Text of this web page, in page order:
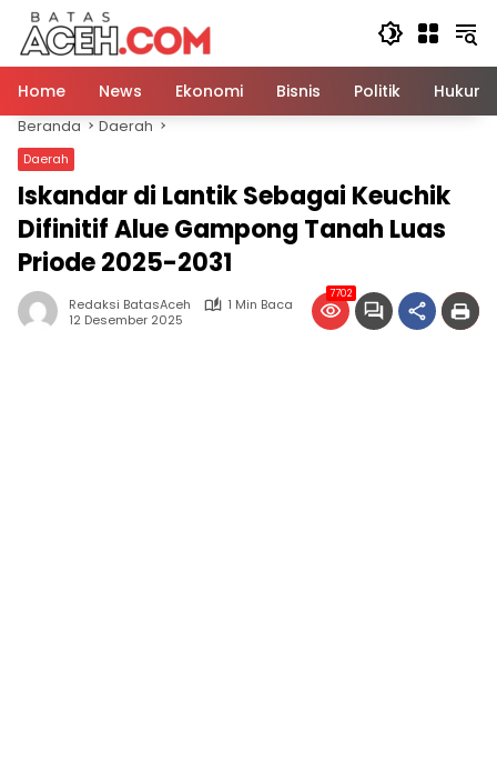
Langsung
konten
Home
News Ekonomi Bisnis Politik Hukum
Beranda Daerah
Daerah
Iskandar di Lantik Sebagai Keuchik
Difinitif Alue Gampong Tanah Luas
Priode 2025-2031
Redaksi BatasAceh
1 Min Baca
12 Desember 2025
7702